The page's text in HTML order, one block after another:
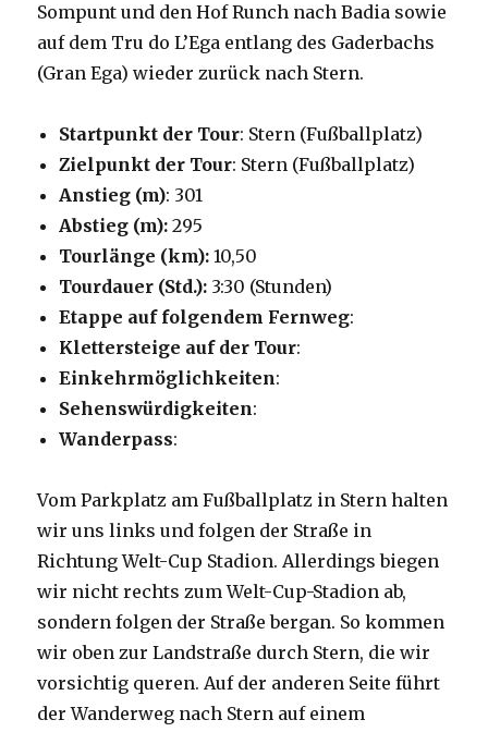
Sompunt und den Hof Runch nach Badia sowie
auf dem Tru do L’Ega entlang des Gaderbachs
(Gran Ega) wieder zurück nach Stern.
Startpunkt der Tour: Stern (Fußballplatz)
Zielpunkt der Tour: Stern (Fußballplatz)
Anstieg (m): 301
Abstieg (m): 295
Tourlänge (km):10,50
Tourdauer (Std.): 3:30 (Stunden)
Etappe auf folgendem Fernweg:
Klettersteige auf der Tour:
Einkehrmöglichkeiten:
Sehenswürdigkeiten:
Wanderpass:
Vom Parkplatz am Fußballplatz in Stern halten
wir uns links und folgen der Straße in
Richtung Welt-Cup Stadion. Allerdings biegen
wir nicht rechts zum Welt-Cup-Stadion ab,
sondern folgen der Straße bergan. So kommen
wir oben zur Landstraße durch Stern, die wir
vorsichtig queren. Auf der anderen Seite führt
der Wanderweg nach Stern auf einem